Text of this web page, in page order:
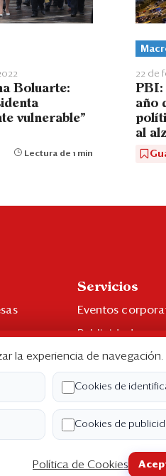
Boluarte:
vulnerable”
Lectura de 1 min
22 de
año
al
Servicios
Eventos
Publicidad
Contáctenos
Libro de
Copyright ©2026
la experiencia de navegación.
Cookies de
Cookies de
Política de Cookies